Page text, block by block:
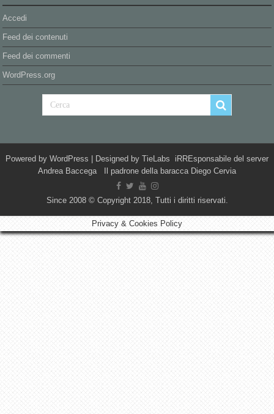
Accedi
Feed dei contenuti
Feed dei commenti
WordPress.org
Powered by WordPress | Designed by TieLabs iRREsponsabile del server
Andrea Baccega Il padrone della baracca Diego Cervia
Since 2008 © Copyright 2018, Tutti i diritti riservati.
Privacy & Cookies Policy